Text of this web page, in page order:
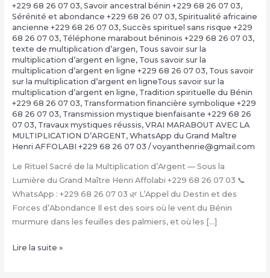
+229 68 26 07 03, Savoir ancestral bénin +229 68 26 07 03,
Sérénité et abondance +229 68 26 07 03, Spiritualité africaine
ancienne +229 68 26 07 03, Succès spirituel sans risque +229
68 26 07 03, Téléphone marabout béninois +229 68 26 07 03,
texte de multiplication d’argen, Tous savoir sur la
multiplication d’argent en ligne, Tous savoir sur la
multiplication d’argent en ligne +229 68 26 07 03, Tous savoir
sur la multiplication d’argent en ligneTous savoir sur la
multiplication d’argent en ligne, Tradition spirituelle du Bénin
+229 68 26 07 03, Transformation financière symbolique +229
68 26 07 03, Transmission mystique bienfaisante +229 68 26
07 03, Travaux mystiques réussis, VRAI MARABOUT AVEC LA
MULTIPLICATION D’ARGENT, WhatsApp du Grand Maître
Henri AFFOLABI +229 68 26 07 03 /voyanthenrie@gmail.com
Le Rituel Sacré de la Multiplication d’Argent — Sous la
Lumière du Grand Maître Henri Affolabi +229 68 26 07 03 📞
WhatsApp : +229 68 26 07 03 🌿 L’Appel du Destin et des
Forces d’Abondance Il est des soirs où le vent du Bénin
murmure dans les feuilles des palmiers, et où les […]
La
Lire la suite »